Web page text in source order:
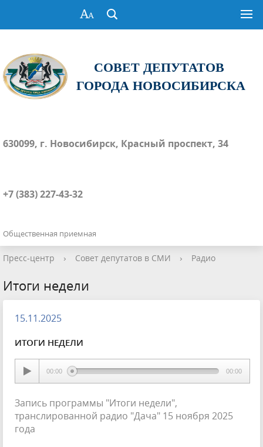
СОВЕТ ДЕПУТАТОВ
ГОРОДА НОВОСИБИРСКА
630099, г. Новосибирск, Красный проспект, 34
+7 (383) 227-43-32
Общественная приемная
Пресс-центр › Совет депутатов в СМИ › Радио
Итоги недели
15.11.2025
ИТОГИ НЕДЕЛИ
00:00 00:00
Запись программы "Итоги недели",
транслированной радио "Дача" 15 ноября 2025
года